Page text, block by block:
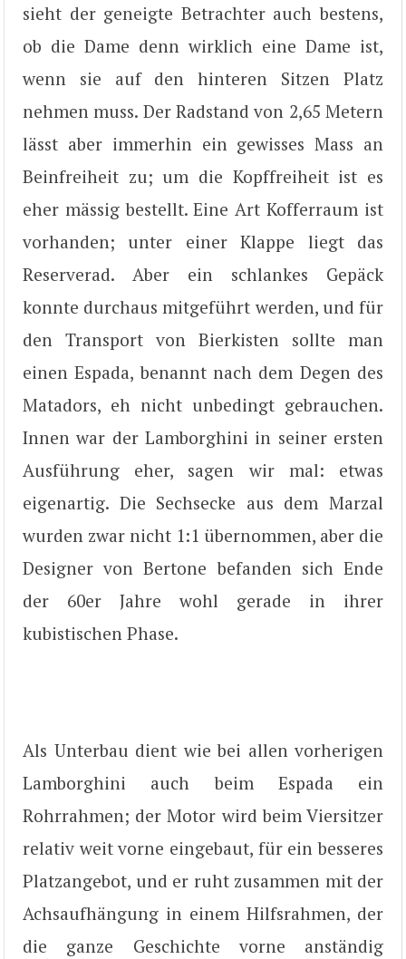
sieht der geneigte Betrachter auch bestens,
ob die Dame denn wirklich eine Dame ist,
wenn sie auf den hinteren Sitzen Platz
nehmen muss. Der Radstand von 2,65 Metern
lässt aber immerhin ein gewisses Mass an
Beinfreiheit zu; um die Kopffreiheit ist es
eher mässig bestellt. Eine Art Kofferraum ist
vorhanden; unter einer Klappe liegt das
Reserverad. Aber ein schlankes Gepäck
konnte durchaus mitgeführt werden, und für
den Transport von Bierkisten sollte man
einen Espada, benannt nach dem Degen des
Matadors, eh nicht unbedingt gebrauchen.
Innen war der Lamborghini in seiner ersten
Ausführung eher, sagen wir mal: etwas
eigenartig. Die Sechsecke aus dem Marzal
wurden zwar nicht 1:1 übernommen, aber die
Designer von Bertone befanden sich Ende
der 60er Jahre wohl gerade in ihrer
kubistischen Phase.
Als Unterbau dient wie bei allen vorherigen
Lamborghini auch beim Espada ein
Rohrrahmen; der Motor wird beim Viersitzer
relativ weit vorne eingebaut, für ein besseres
Platzangebot, und er ruht zusammen mit der
Achsaufhängung in einem Hilfsrahmen, der
die ganze Geschichte vorne anständig